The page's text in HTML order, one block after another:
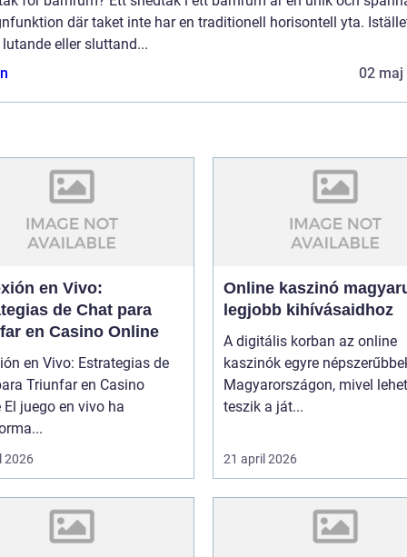
där taket inte har en traditionell horisontell yta.
eller sluttand...
02 maj
en Vivo:
de Chat para
en Casino Online
en Vivo: Estrategias de
Triunfar en Casino
El juego en vivo ha
2026
Online kaszinó
legjobb kihívásaidhoz
A digitális korban az online
kaszinók egyre
Magyarországon, mivel
teszik a ját...
21 april 2026